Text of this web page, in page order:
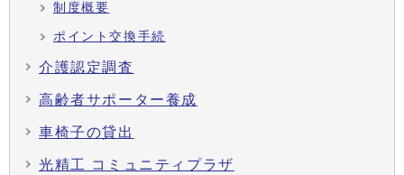
制度概要
ポイント交換手続
介護認定調査
高齢者サポーター養成
車椅子の貸出
光精工 コミュニティプラザ